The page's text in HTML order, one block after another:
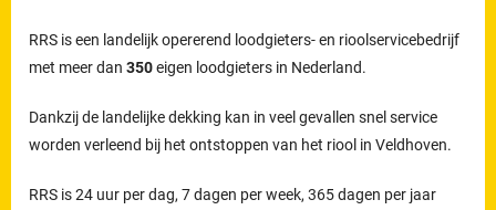
RRS is een landelijk opererend loodgieters- en rioolservicebedrijf
met meer dan350eigen loodgieters in Nederland.
Dankzij de landelijke dekking kan in veel gevallen snel service
worden verleend bij het ontstoppen van het riool in Veldhoven.
RRS is 24 uur per dag, 7 dagen per week, 365 dagen per jaar